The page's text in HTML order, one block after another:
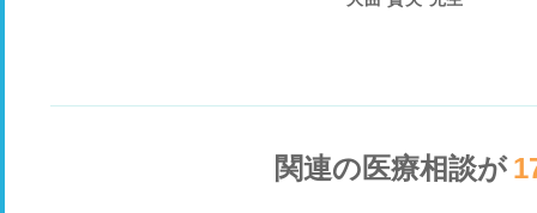
関連の医療相談が